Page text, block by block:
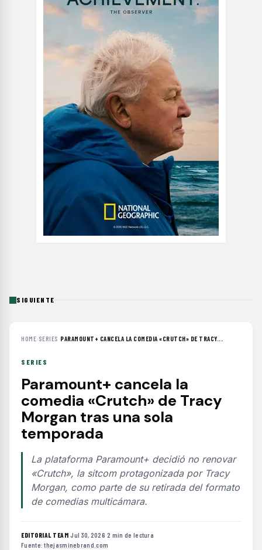
SIGUIENTE
HOME› SERIES ›PARAMOUNT+ CANCELA LA COMEDIA «CRUTCH» DE TRACY...
SERIES
Paramount+ cancela la
comedia «Crutch» de Tracy
Morgan tras una sola
temporada
La plataforma Paramount+ decidió no renovar
«Crutch», la sitcom protagonizada por Tracy
Morgan, como parte de su retirada del formato
de comedias multicámara.
EDITORIAL TEAM·Jul 30, 2026·2 min de lectura·
Fuente:thejasminebrand.com